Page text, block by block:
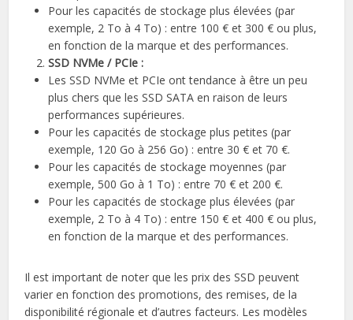
Pour les capacités de stockage plus élevées (par
exemple, 2 To à 4 To) : entre 100 € et 300 € ou plus,
en fonction de la marque et des performances.
SSD NVMe / PCIe :
Les SSD NVMe et PCIe ont tendance à être un peu
plus chers que les SSD SATA en raison de leurs
performances supérieures.
Pour les capacités de stockage plus petites (par
exemple, 120 Go à 256 Go) : entre 30 € et 70 €.
Pour les capacités de stockage moyennes (par
exemple, 500 Go à 1 To) : entre 70 € et 200 €.
Pour les capacités de stockage plus élevées (par
exemple, 2 To à 4 To) : entre 150 € et 400 € ou plus,
en fonction de la marque et des performances.
Il est important de noter que les prix des SSD peuvent
varier en fonction des promotions, des remises, de la
disponibilité régionale et d’autres facteurs. Les modèles